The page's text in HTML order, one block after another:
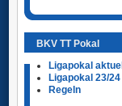
BKV TT Pokal
Ligapokal aktuell
Ligapokal 23/24
Regeln